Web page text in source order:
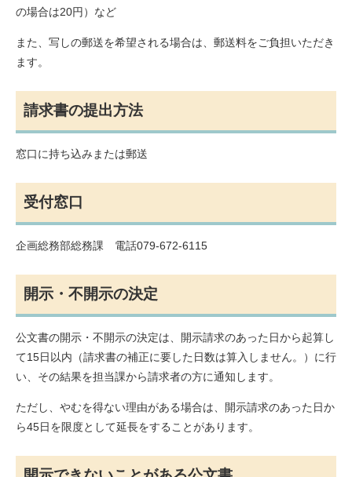
の場合は20円）など
また、写しの郵送を希望される場合は、郵送料をご負担いただき
ます。
請求書の提出方法
窓口に持ち込みまたは郵送
受付窓口
企画総務部総務課 電話079-672-6115
開示・不開示の決定
公文書の開示・不開示の決定は、開示請求のあった日から起算し
て15日以内（請求書の補正に要した日数は算入しません。）に行
い、その結果を担当課から請求者の方に通知します。
ただし、やむを得ない理由がある場合は、開示請求のあった日か
ら45日を限度として延長をすることがあります。